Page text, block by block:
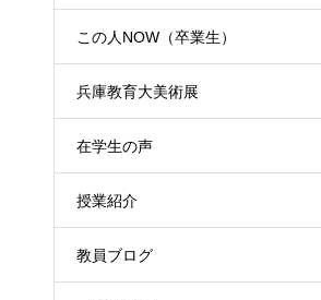
この人NOW（卒業生）
兵庫教育大美術展
在学生の声
授業紹介
教員ブログ